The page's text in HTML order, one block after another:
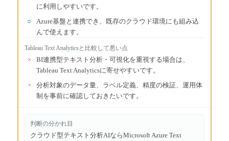
に利用しやすいです。
○
Azure基盤と連携でき、既存のクラウド環境にも組み込
んで使えます。
Tableau Text Analyticsと比較して悪い点
×
BI連携型テキスト分析・可視化を重視する場合は、
Tableau Text Analyticsに寄せやすいです。
×
分析対象のデータ量、ラベル定義、精度の検証、運用体
制を事前に確認しておきたいです。
判断の分かれ目
クラウド型テキスト分析AIならMicrosoft Azure Text